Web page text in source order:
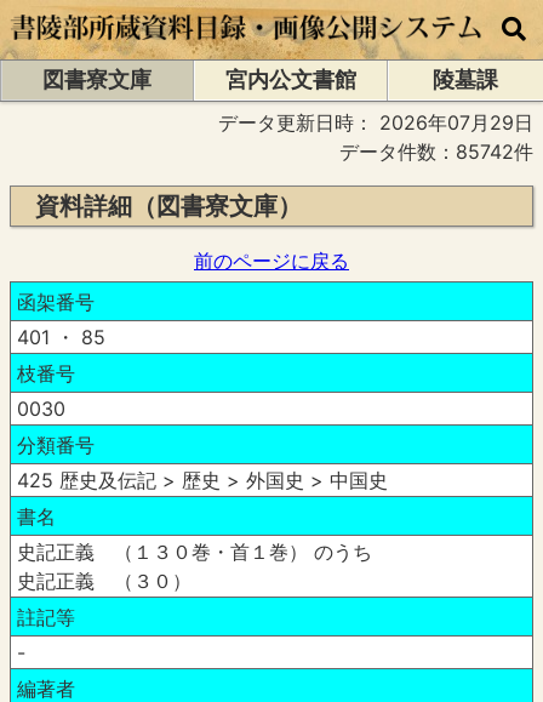
図書寮文庫 宮内公文書館
陵墓課
データ更新日時： 2026年07月29日
データ件数：85742件
資料詳細（図書寮文庫）
前のページに戻る
函架番号
401 ・ 85
枝番号
0030
分類番号
425 歴史及伝記 > 歴史 > 外国史 > 中国史
書名
史記正義 （１３０巻・首１巻） のうち
史記正義 （３０）
註記等
-
編著者